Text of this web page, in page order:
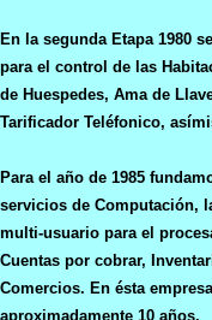
En la segunda Etapa 1980
para el control de las
de Huespedes, Ama de
Tarificador Teléfonico,
Para el año de 1985
servicios de Computación,
multi-usuario para el
Cuentas por cobrar,
Comercios. En ésta
aproximadamente 10 años.